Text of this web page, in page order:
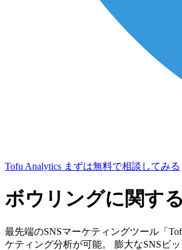
Tofu Analytics まずは無料で相談してみる
ボウリングに関す
最先端のSNSマーケティングツール「
ケティング分析が可能。 膨大なSNSビ